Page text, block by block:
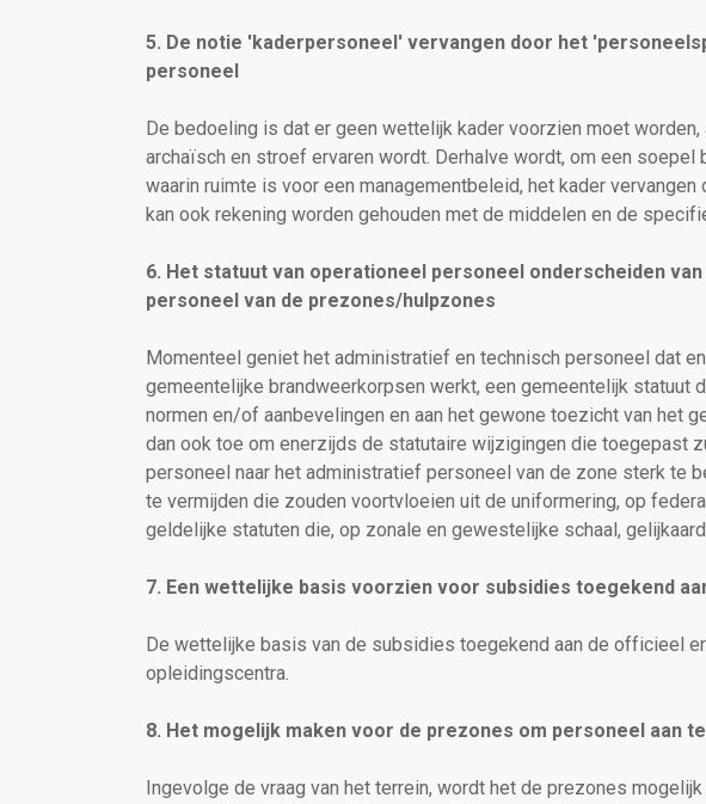
5. De notie 'kaderpersoneel' vervangen door het
personeel
De bedoeling is dat er geen wettelijk kader voorzien moet
archaïsch en stroef ervaren wordt. Derhalve wordt, om een soepel
waarin ruimte is voor een managementbeleid, het kader
kan ook rekening worden gehouden met de middelen en de
6. Het statuut van operationeel personeel onderscheiden
personeel van de prezones/hulpzones
Momenteel geniet het administratief en technisch personeel dat
gemeentelijke brandweerkorpsen werkt, een gemeentelijk statuut
normen en/of aanbevelingen en aan het gewone toezicht van het
dan ook toe om enerzijds de statutaire wijzigingen die toegepast
personeel naar het administratief personeel van de zone sterk te
te vermijden die zouden voortvloeien uit de uniformering, op
geldelijke statuten die, op zonale en gewestelijke schaal,
7. Een wettelijke basis voorzien voor subsidies toegekend
De wettelijke basis van de subsidies toegekend aan de officieel
opleidingscentra.
8. Het mogelijk maken voor de prezones om personeel aan
Ingevolge de vraag van het terrein, wordt het de prezones